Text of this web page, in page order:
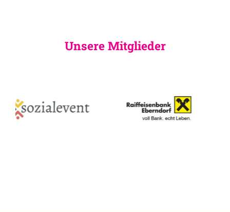
Unsere Mitglieder